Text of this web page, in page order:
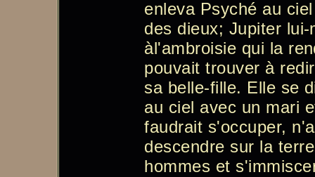
enleva Psyché au
des dieux; Jupiter
àl'ambroisie qui la
pouvait trouver à
sa belle-fille. Elle se
au ciel avec un mari
faudrait s'occuper,
descendre sur la
hommes et